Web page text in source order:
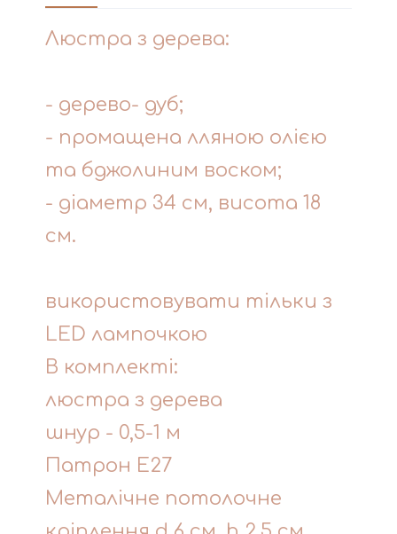
Люстра з дерева:
- дерево- дуб;
- промащена лляною олією
та бджолиним воском;
- діаметр 34 см, висота 18
см.
використовувати тільки з
LED лампочкою
В комплекті:
люстра з дерева
шнур - 0,5-1 м
Патрон Е27
Металічне потолочне